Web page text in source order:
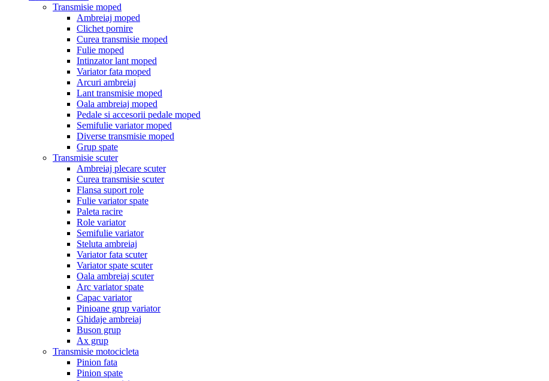
Transmisie moped
Ambreiaj moped
Clichet pornire
Curea transmisie moped
Fulie moped
Intinzator lant moped
Variator fata moped
Arcuri ambreiaj
Lant transmisie moped
Oala ambreiaj moped
Pedale si accesorii pedale moped
Semifulie variator moped
Diverse transmisie moped
Grup spate
Transmisie scuter
Ambreiaj plecare scuter
Curea transmisie scuter
Flansa suport role
Fulie variator spate
Paleta racire
Role variator
Semifulie variator
Steluta ambreiaj
Variator fata scuter
Variator spate scuter
Oala ambreiaj scuter
Arc variator spate
Capac variator
Pinioane grup variator
Ghidaje ambreiaj
Buson grup
Ax grup
Transmisie motocicleta
Pinion fata
Pinion spate